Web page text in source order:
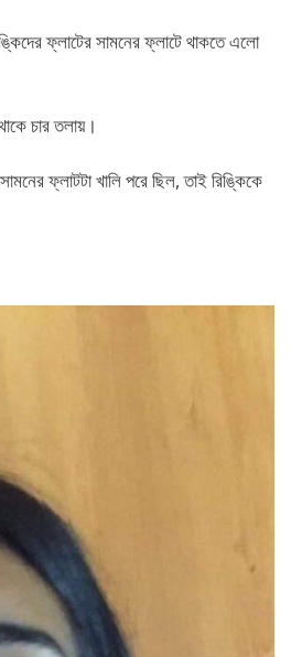
ফ্লাটের সামনের ফ্লাটে থাকতে এলো
চার তলায়।
ফ্লাটটা খালি পরে ছিল, তাই রিঙ্কিকে